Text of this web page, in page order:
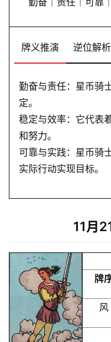
牌义推演 逆位解析
勤奋与责任：星币骑
定。
稳定与效率：它代表
和努力。
可靠与实践：星币骑
实际行动实现目标。
11月
牌
风